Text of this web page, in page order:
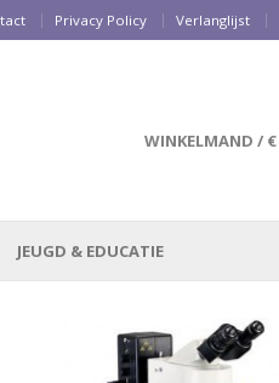
Privacy Policy Verlanglijst
WINKELMAND / €
JEUGD & EDUCATIE